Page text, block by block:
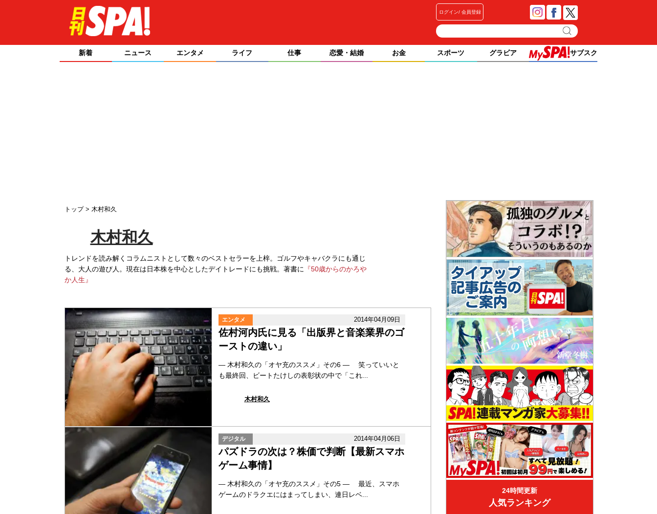
ログイン 会員登録
新着 ニュース エンタメ ライフ 仕事 恋愛・結婚 お金 スポーツ グラビア サブスク
トップ 木村和久
木村和久
トレンドを読み解くコラムニストとして数々のベストセラーを上梓。ゴルフやキャバクラにも通じ
る、大人の遊び人。現在は日本株を中心としたデイトレードにも挑戦。著書に 『50歳からのかろや
か人生』
エンタメ 2014年04月09日
佐村河内氏に見る「出版界と音楽業界のゴ
ーストの違い」
― 木村和久の「オヤ充のススメ」その6 ― 笑っていいと
も最終回、ビートたけしの表彰状の中で「これ...
木村和久
デジタル 2014年04月06日
パズドラの次は？株価で判断【最新スマホ
ゲーム事情】
― 木村和久の「オヤ充のススメ」その5 ― 最近、スマホ
ゲームのドラクエにはまってしまい、連日レベ...
24時間更新
人気ランキング